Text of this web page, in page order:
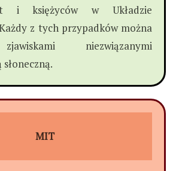
i księżyców w Układzie
z tych przypadków można
niezwiązanymi
MIT